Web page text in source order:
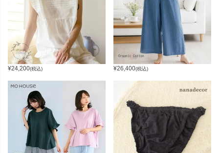
¥24,200(税込) ¥26,400(税込)